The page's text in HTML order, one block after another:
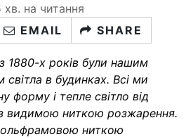
хв. на читання
EMAIL SHARE
1880-х років були нашим
в будинках. Всі ми
форму і тепле світло від
видимою ниткою розжарення.
ниткою